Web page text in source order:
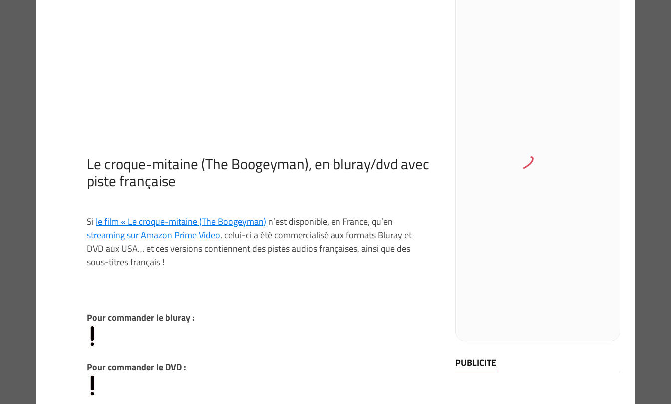
Le croque-mitaine (The Boogeyman), en bluray/dvd avec
piste française
Si le film « Le croque-mitaine (The Boogeyman) n’est disponible, en France, qu’en
streaming sur Amazon Prime Video, celui-ci a été commercialisé aux formats Bluray et
DVD aux USA… et ces versions contiennent des pistes audios françaises, ainsi que des
sous-titres français !
Pour commander le bluray :
Pour commander le DVD : PUBLICITE